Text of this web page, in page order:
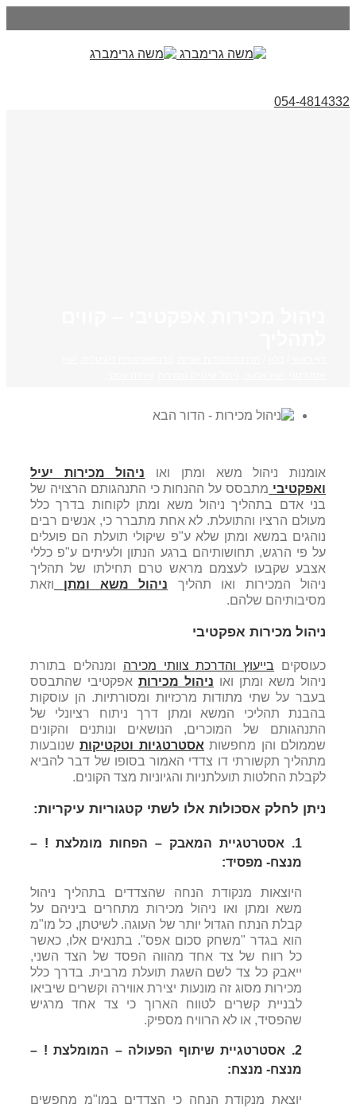
054-4814332
אומנות ניהול משא ומתן ואו ניהול מכירות יעיל
ואפקטיבי מתבסס על ההנחות כי התנהגותם הרצויה של
בני אדם בתהליך ניהול משא ומתן לקוחות בדרך כלל
מעולם הרציו והתועלת. לא אחת מתברר כי, אנשים רבים
נוהגים במשא ומתן שלא ע"פ שיקולי תועלת הם פועלים
על פי הרגש, תחושותיהם ברגע הנתון ולעיתים ע"פ כללי
אצבע שקבעו לעצמם מראש טרם תחילתו של תהליך
ניהול המכירות ואו תהליך ניהול משא ומתן
וזאת
מסיבותיהם שלהם.
ניהול מכירות אפקטיבי
כעוסקים בייעוץ והדרכת צוותי מכירה ומנהלים בתורת
ניהול משא ומתן ואו ניהול מכירות אפקטיבי שהתבסס
בעבר על שתי מתודות מרכזיות ומסורתיות. הן עוסקות
בהבנת תהליכי המשא ומתן דרך ניתוח רציונלי של
התנהגותם של המוכרים, הנושאים ונותנים והקונים
שממולם והן מחפשות אסטרטגיות וטקטיקותשנובעות
מתהליך תקשורתי דו צדדי האמור בסופו של דבר להביא
לקבלת החלטות תועלתניות והגיוניות מצד הקונים.
ניתן לחלק אסכולות אלו לשתי קטגוריות עיקריות:
1. אסטרטגיית המאבק – הפחות מומלצת ! –
מנצח- מפסיד:
היוצאות מנקודת הנחה שהצדדים בתהליך ניהול
משא ומתן ואו ניהול מכירות מתחרים ביניהם על
קבלת הנתח הגדול יותר של העוגה. לשיטתן, כל מו"מ
הוא בגדר "משחק סכום אפס". בתנאים אלו, כאשר
כל רווח של צד אחד מהווה הפסד של הצד השני,
ייאבק כל צד לשם השגת תועלת מרבית. בדרך כלל
מכירות מסוג זה מונעות יצירת אווירה וקשרים שיביאו
לבניית קשרים לטווח הארוך כי צד אחד מרגיש
שהפסיד, או לא הרוויח מספיק.
2. אסטרטגיית שיתוף הפעולה – המומלצת ! –
מנצח- מנצח:
יוצאת מנקודת הנחה כי הצדדים במו"מ מחפשים